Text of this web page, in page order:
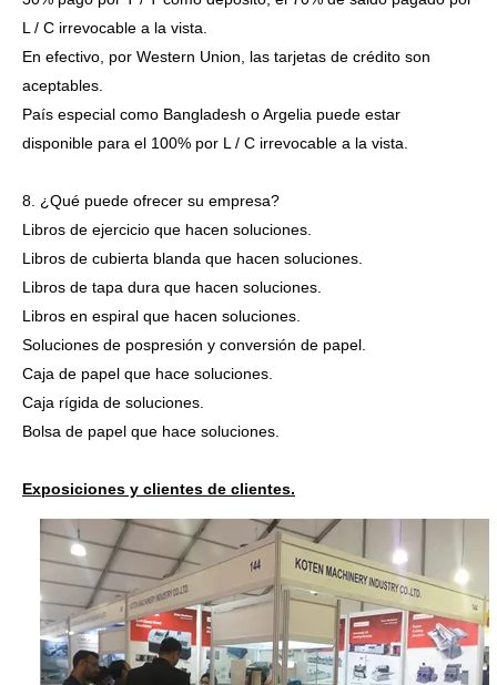
L / C irrevocable a la vista.
En efectivo, por Western Union, las tarjetas de crédito son
aceptables.
País especial como Bangladesh o Argelia puede estar
disponible para el 100% por L / C irrevocable a la vista.
8. ¿Qué puede ofrecer su empresa?
Libros de ejercicio que hacen soluciones.
Libros de cubierta blanda que hacen soluciones.
Libros de tapa dura que hacen soluciones.
Libros en espiral que hacen soluciones.
Soluciones de pospresión y conversión de papel.
Caja de papel que hace soluciones.
Caja rígida de soluciones.
Bolsa de papel que hace soluciones.
Exposiciones y clientes de clientes.